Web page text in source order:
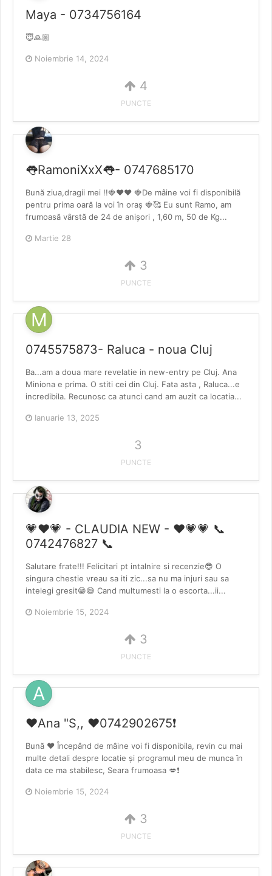
Maya - 0734756164
😇🙏🏼
Noiembrie 14, 2024
4
PUNCTE
👅RamoniXxX👅- 0747685170
Bună ziua,dragii mei !!🍓❤️❤️ 🍓De mâine voi fi disponibilă
pentru prima oară la voi în oraș 🍓🥰 Eu sunt Ramo, am
frumoasă vârstă de 24 de anișori , 1,60 m, 50 de Kg...
Martie 28
3
PUNCTE
0745575873- Raluca - noua Cluj
Ba...am a doua mare revelatie in new-entry pe Cluj. Ana
Miniona e prima. O stiti cei din Cluj. Fata asta , Raluca...e
incredibila. Recunosc ca atunci cand am auzit ca locatia...
Ianuarie 13, 2025
3
PUNCTE
💗❤️💗 - CLAUDIA NEW - ❤️💗💗 📞
0742476827 📞
Salutare frate!!! Felicitari pt intalnire si recenzie😎 O
singura chestie vreau sa iti zic...sa nu ma injuri sau sa
intelegi gresit😁😅 Cand multumesti la o escorta...ii...
Noiembrie 15, 2024
3
PUNCTE
❤️Ana "S,, ♥️0742902675❗️
Bună ♥️ Începând de mâine voi fi disponibila, revin cu mai
multe detali despre locatie și programul meu de munca în
data ce ma stabilesc, Seara frumoasa 💋❗️
Noiembrie 15, 2024
3
PUNCTE